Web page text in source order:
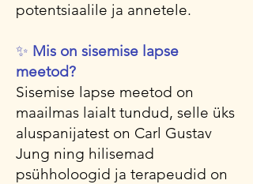
potentsiaalile ja annetele.
✨ Mis on sisemise lapse
meetod?
Sisemise lapse meetod on
maailmas laialt tundud, selle üks
aluspanijatest on Carl Gustav
Jung ning hilisemad
psühholoogid ja terapeudid on